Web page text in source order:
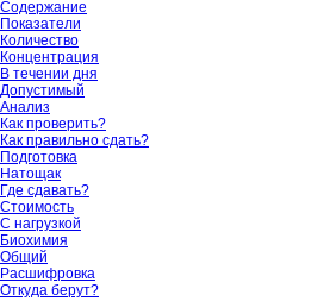
Содержание
Показатели
Количество
Концентрация
В течении дня
Допустимый
Анализ
Как проверить?
Как правильно сдать?
Подготовка
Натощак
Где сдавать?
Стоимость
С нагрузкой
Биохимия
Общий
Расшифровка
Откуда берут?